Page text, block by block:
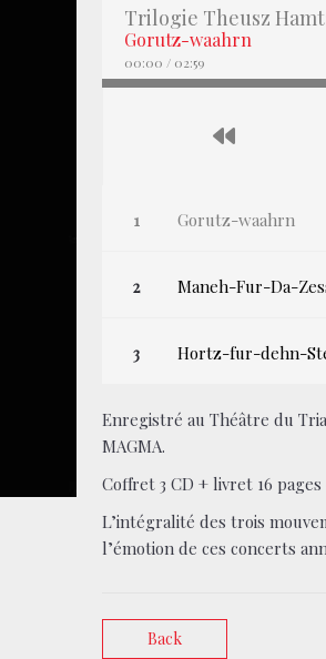
Gorutz-waahrn
Maneh-Fur-Da-
Hortz-fur-dehn-
Trilogie Theusz
Gorutz-waahrn
00:00 / 02:59
Enregistré au Théâtre du
MAGMA.
Coffret 3 CD + livret 16
L’intégralité des trois
l’émotion de ces concerts
Back